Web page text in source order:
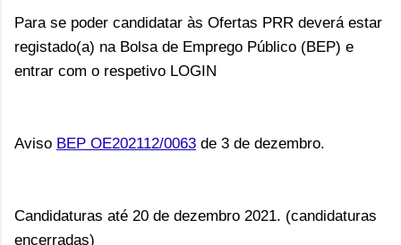
Para se poder candidatar às Ofertas PRR deverá estar
registado(a) na Bolsa de Emprego Público (BEP) e
entrar com o respetivo LOGIN
Aviso BEP OE202112/0063 de 3 de dezembro.
Candidaturas até 20 de dezembro 2021. (candidaturas
encerradas)